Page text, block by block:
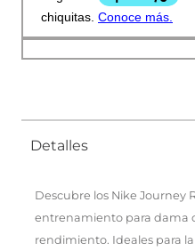
Detalles
Descubre los Nike Journey
entrenamiento para dama
rendimiento. Ideales para